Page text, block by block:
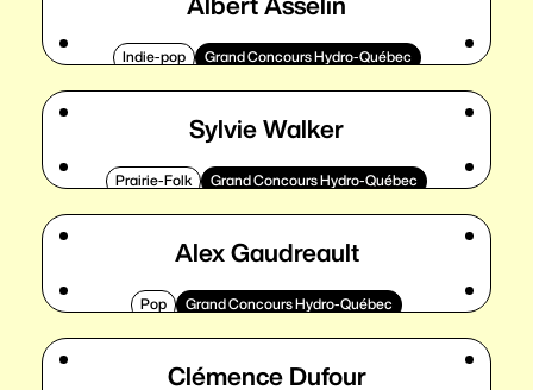
Indie-pop Grand Concours Hydro-Québec
Sylvie Walker
Prairie-Folk Grand Concours Hydro-Québec
Alex Gaudreault
Pop Grand Concours Hydro-Québec
Clémence Dufour